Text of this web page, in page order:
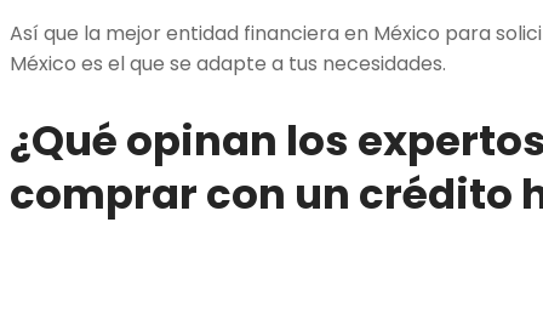
Así que la mejor entidad financiera en México para
México es el que se adapte a tus necesidades.
¿Qué opinan los
comprar con un crédito